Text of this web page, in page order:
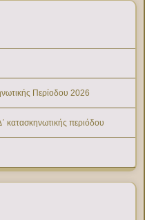
Περίοδου 2026
κατασκηνωτικής περιόδου